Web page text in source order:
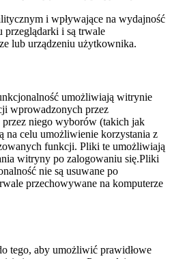
i wpływające na wydajność
przeglądarki i są trwale
lub urządzeniu użytkownika.
umożliwiają witrynie
wprowadzonych przez
niego wyborów (takich jak
na celu umożliwienie korzystania z
funkcji. Pliki te umożliwiają
witryny po zalogowaniu się.Pliki
nie są usuwane po
przechowywane na komputerze
tego, aby umożliwić prawidłowe